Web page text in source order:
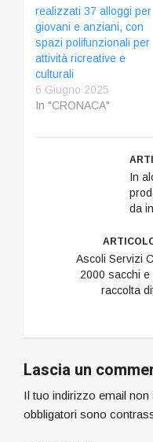
realizzati 37 alloggi per
giovani e anziani, con
spazi polifunzionali per
attività ricreative e
culturali
6 Giugno 2025
In "CRONACA"
In
da
Ascoli Servizi
2000 sacchi
raccolta
Lascia un
Il tuo indirizzo email non
obbligatori sono